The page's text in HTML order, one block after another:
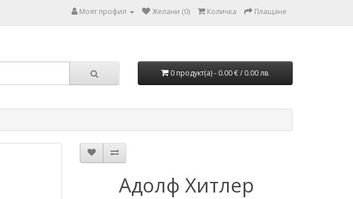
Моят профил Желани (0) Количка Плащане
0 продукт(а) - 0.00 € / 0.00 лв.
Адолф Хитлер